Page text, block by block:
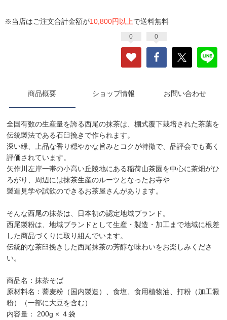
※当店はご注文合計金額が10,800円以上で送料無料
0 0
商品概要 ショップ情報 お問い合わせ
全国有数の生産量を誇る西尾の抹茶は、棚式覆下栽培された茶葉を
伝統製法である石臼挽きで作られます。
深い緑、上品な香り穏やかな旨みとコクが特徴で、品評会でも高く
評価されています。
矢作川左岸一帯の小高い丘陵地にある稲荷山茶園を中心に茶畑がひ
ろがり、周辺には抹茶生産のルーツとなったお寺や
製造見学や試飲のできるお茶屋さんがあります。
そんな西尾の抹茶は、日本初の認定地域ブランド。
西尾製粉は、地域ブランドとして生産・製造・加工まで地域に根差
した商品づくりに取り組んでいます。
伝統的な茶臼挽きした西尾抹茶の芳醇な味わいをお楽しみくださ
い。
商品名：抹茶そば
原材料名：蕎麦粉（国内製造）、食塩、食用植物油、打粉（加工澱
粉）（一部に大豆を含む）
内容量： 200g × ４袋